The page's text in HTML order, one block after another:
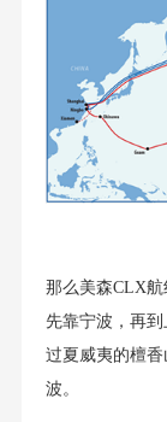
那么美森CLX航
先靠宁波，再
过夏威夷的檀
波。